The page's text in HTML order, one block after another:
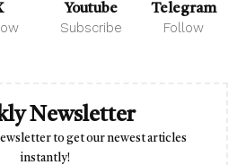
Youtube
Subscribe
Telegram
Follow
Newsletter
to get our newest articles
instantly!